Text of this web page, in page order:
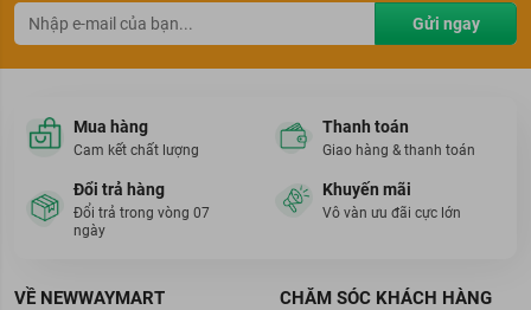
Gửi ngay
Mua hàng
Cam kết chất lượng
Thanh toán
Giao hàng & thanh toán
Đổi trả hàng
Đổi trả trong vòng 07
ngày
Khuyến mãi
Vô vàn ưu đãi cực lớn
VỀ NEWWAYMART CHĂM SÓC KHÁCH HÀNG